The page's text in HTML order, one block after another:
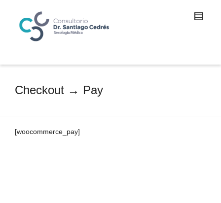
Checkout → Pay
[woocommerce_pay]